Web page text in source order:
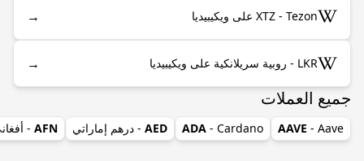
XTZ - Tezon على ويكيبيديا →
LKR - روبية سريلانكية على ويكيبيديا →
جميع العملات
AAVE - Aave
ADA - Cardano
AED - درهم إماراتي AFN
-